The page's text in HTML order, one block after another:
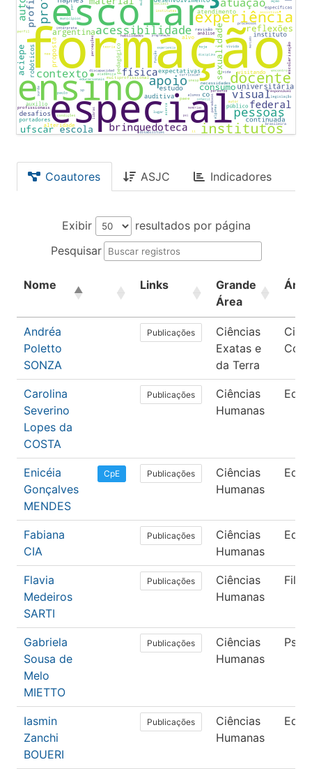
Coautores ASJC Indicadores
Exibir
resultados por página
Pesquisar
Nome Links
Grande
Área
Área
Andréa
Poletto
SONZA
Publicações
Ciências
Exatas e
da Terra
Carolina
Severino
Lopes da
COSTA
Publicações
Ciências
Humanas
Enicéia
Gonçalves
MENDES
CpE Publicações
Ciências
Humanas
Fabiana
CIA
Publicações
Ciências
Humanas
Flavia
Medeiros
SARTI
Publicações
Ciências
Humanas
Gabriela
Sousa de
Melo
MIETTO
Publicações
Ciências
Humanas
Iasmin
Zanchi
BOUERI
Publicações
Ciências
Humanas